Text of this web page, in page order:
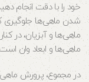
خود را با دقت انجام
شدن ماهی‌ها جلوگیری
ماهی‌ها و آبزیان، در
ماهی‌ها و ابعاد وان
در مجموع، پرورش ماهی